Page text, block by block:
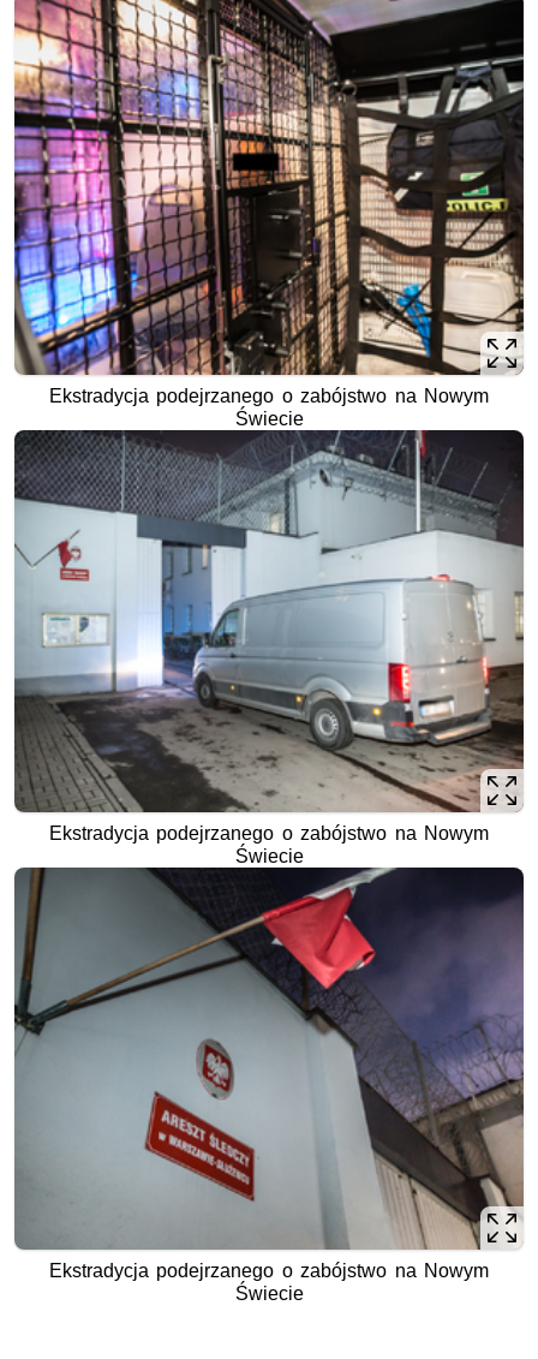
Ekstradycja podejrzanego o zabójstwo na Nowym
Świecie
Ekstradycja podejrzanego o zabójstwo na Nowym
Świecie
Ekstradycja podejrzanego o zabójstwo na Nowym
Świecie